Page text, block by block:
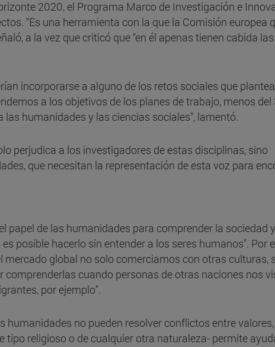
2020, el Programa Marco de Investigación e
"Es una herramienta con la que la Comisión europea
a la vez que criticó que "en él apenas tienen cabida las
incorporarse a alguno de los retos sociales que
a los objetivos de los planes de trabajo, menos del
humanidades y las ciencias sociales", lamentó.
perjudica a los investigadores de estas disciplinas, sino
que necesitan la representación de esta voz para
papel de las humanidades para comprender la sociedad
posible hacerlo sin entender a los seres humanos". Por
mercado global no solo comerciamos con otras culturas,
comprenderlas cuando personas de otras naciones nos
por ejemplo".
humanidades no pueden resolver conflictos entre
religioso o de cualquier otra naturaleza- permite